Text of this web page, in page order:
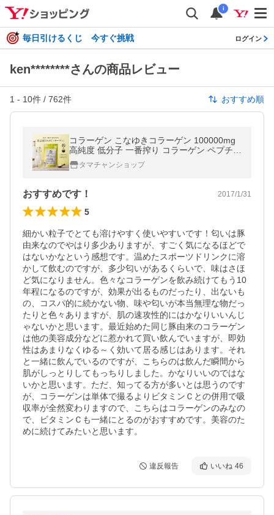
i
毎日引けるくじ 今すぐ挑戦 ログイン
ken********さんの商品レビュー
1 - 10件 / 762件 おすすめ順
コラーゲン こなゆきコラーゲン 100000mg
高純度 低分子 一番搾り コラーゲン ペプチド
パウダー 粉末 国産 サプリ サプリメント 美
容 送料無料
タマチャンショップ
おすすめです！ 2017/1/31
5
細かい粒子でとても溶けやすく使いやすいです！匂いは豚
由来なのでやはり多少ありますが、すごく気になるほどで
はないかなという感想です。温めたスポーツドリンクに溶
かして飲むのですが、多少匂いがあるくらいで、味はさほ
ど気になりません。色々なコラーゲンを飲み続けてもう10
年程になるのですが、効果が出るものだったり、出ないも
の、コスパ的に続かない物、味や匂いが本当無理な物だっ
たりと色々ありますが、肌の速攻性的にはかなりいいんじ
ゃないかと思います。最近始めた同じ豚由来のコラーゲン
は他の美容成分などに惹かれて買い飲んでいますが、即効
性はあまりなくゆる～く効いて居る感じはあります。それ
と一緒に飲んでいるのですが、こちらのは飲んだ瞬間から
肌がしっとりしてもっちりしました。かなりいいのではな
いかと思います。ただ、知ってる方が多いとは思うのです
が、コラーゲンは単体で撮るよりビタミンＣとの併用で吸
収率が全然変わりますので、こちらはコラーゲンのみなの
で、ビタミンＣも一緒にとるのがおすすめです。美容のた
めに続けてみたいと思います。
違反報告 いいね 46